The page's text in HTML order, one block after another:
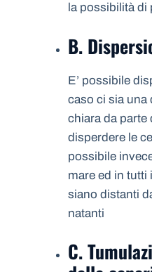
la possibilità di
B.
E’ possibile
caso ci sia una
chiara da parte
disperdere le
possibile
mare ed in tutti
siano distanti
natanti
C.